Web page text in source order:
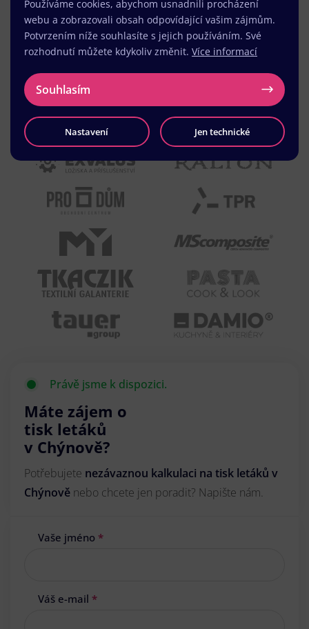
Právě jsme k dispozici.
Máte zájem o
tisk letáků
v Chýnově?
Potřebujete nezávaznou kalkulaci na tisk letáků v
Chýnově nebo chcete jen poradit? Napište nám.
Vaše jméno *
Váš e-mail *
Používáme cookies, abychom usnadnili procházení
webu a zobrazovali obsah odpovídající vašim zájmům.
Potvrzením níže souhlasíte s jejich používáním. Své
rozhodnutí můžete kdykoliv změnit. Více informací
Souhlasím
Nastavení Jen technické